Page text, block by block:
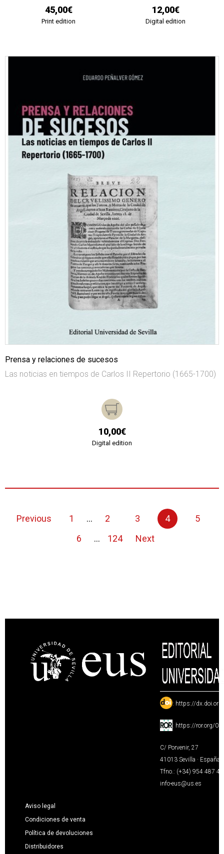
45,00€
Print edition
12,00€
Digital edition
Prensa y relaciones de sucesos
Las noticias en tiempos de Carlos II Repertorio (1665-1700)
10,00€
Digital edition
Previous 1 ... 2 3 4
5
6
... 124 Next
: https://
: https://ror.org/
C/ Porvenir, 27
41013 Sevilla · España
Tfno.: (+34) 954 487
info-eus@us.es
Aviso legal
Condiciones de venta
Política de devoluciones
Distribuidores